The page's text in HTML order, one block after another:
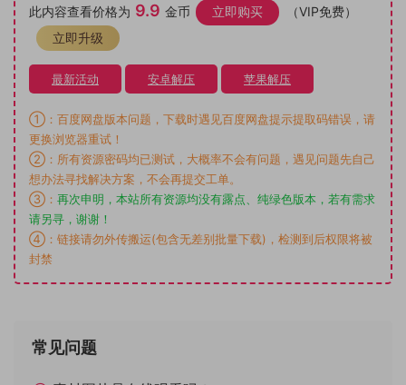
此内容查看价格为 9.9 金币 立即购买
（VIP免费）
立即升级
最新活动 安卓解压 苹果解压
①：百度网盘版本问题，下载时遇见百度网盘提示提取码错误，请
更换浏览器重试！
②：所有资源密码均已测试，大概率不会有问题，遇见问题先自己
想办法寻找解决方案，不会再提交工单。
③： 再次申明，本站所有资源均没有露点、纯绿色版本，若有需求
请另寻，谢谢！
④：链接请勿外传搬运(包含无差别批量下载)，检测到后权限将被
封禁
常见问题